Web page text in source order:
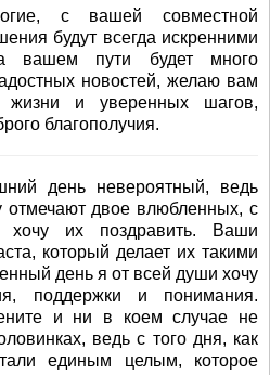
с вашей совместной
будут всегда искренними
вашем пути будет много
новостей, желаю вам
и уверенных шагов,
благополучия.
день невероятный, ведь
отмечают двое влюбленных, с
их поздравить. Ваши
который делает их такими
день я от всей души хочу
поддержки и понимания.
и ни в коем случае не
ведь с того дня, как
единым целым, которое